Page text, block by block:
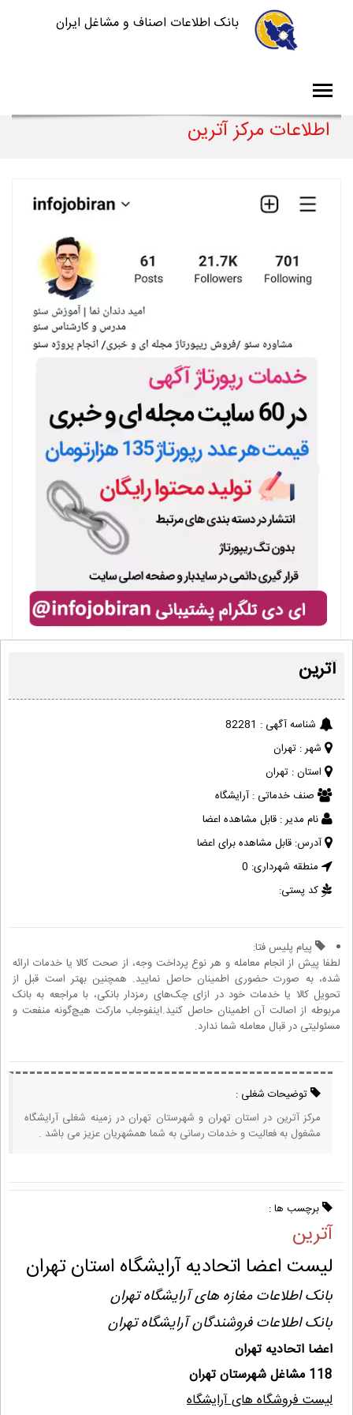
بانک اطلاعات اصناف و مشاغل ایران
اطلاعات مرکز آترین
آترین
شناسه آگهی : 82281
شهر : تهران
استان : تهران
صنف خدماتی : آرایشگاه
نام مدیر : قابل مشاهده اعضا
آدرس: قابل مشاهده برای اعضا
منطقه شهرداری: 0
کد پستی:
پیام پلیس فتا:
لطفا پیش از انجام معامله و هر نوع پرداخت وجه، از صحت کالا یا خدمات ارائه
شده، به صورت حضوری اطمینان حاصل نمایید. همچنین بهتر است قبل از
تحویل کالا یا خدمات خود در ازای چک‌های رمزدار بانکی، با مراجعه به بانک
مربوطه از اصالت آن اطمینان حاصل کنید.اینفوجاب مارکت هیچ‌گونه منفعت و
مسئولیتی در قبال معامله شما ندارد.
توضیحات شغلی :
مرکز آترین در استان تهران و شهرستان تهران در زمینه شغلی آرایشگاه
مشغول به فعالیت و خدمات رسانی به شما همشهریان عزیز می باشد .
برچسب ها :
آترین
لیست اعضا اتحادیه آرایشگاه استان تهران
بانک اطلاعات مغازه های آرایشگاه تهران
بانک اطلاعات فروشندگان آرایشگاه تهران
اعضا اتحادیه تهران
118 مشاغل شهرستان تهران
لیست فروشگاه های آرایشگاه